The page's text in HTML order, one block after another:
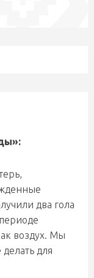
два гола
воздух. Мы
для